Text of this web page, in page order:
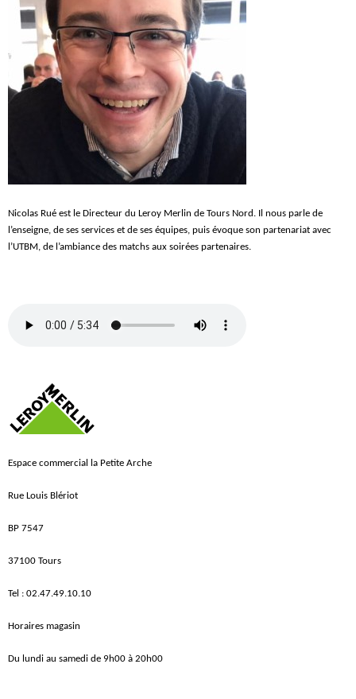
Nicolas Rué est le Directeur du Leroy Merlin de Tours Nord. Il nous parle de
l’enseigne, de ses services et de ses équipes, puis évoque son partenariat avec
l’UTBM, de l’ambiance des matchs aux soirées partenaires.
Espace commercial la Petite Arche
Rue Louis Blériot
BP 7547
37100 Tours
Tel : 02.47.49.10.10
Horaires magasin
Du lundi au samedi de 9h00 à 20h00